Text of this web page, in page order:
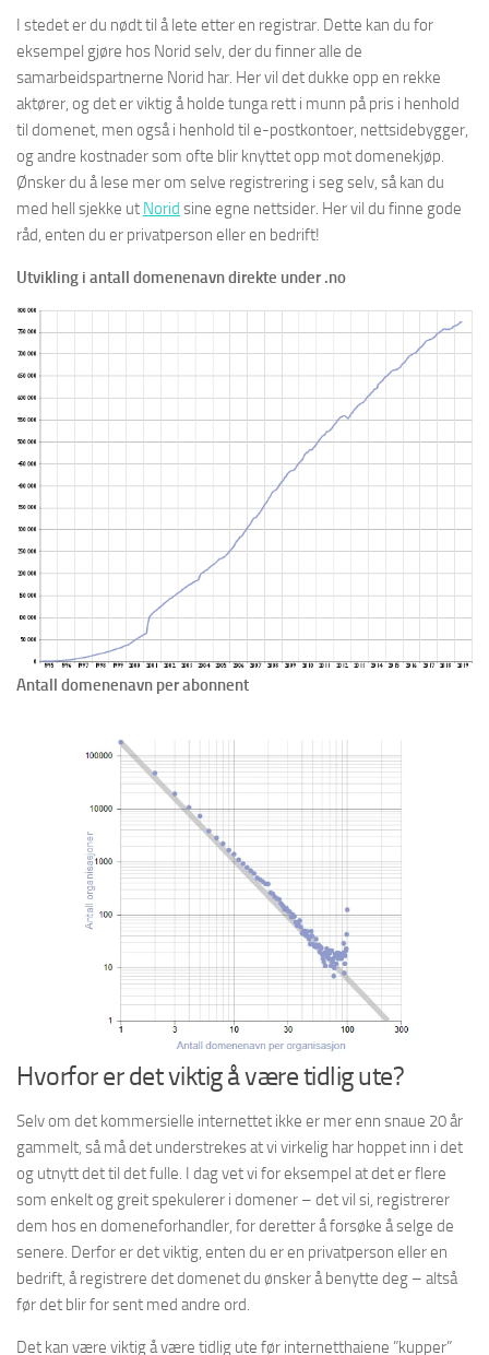
I stedet er du nødt til å lete etter en registrar. Dette kan du for
eksempel gjøre hos Norid selv, der du finner alle de
samarbeidspartnerne Norid har. Her vil det dukke opp en rekke
aktører, og det er viktig å holde tunga rett i munn på pris i henhold
til domenet, men også i henhold til e-postkontoer, nettsidebygger,
og andre kostnader som ofte blir knyttet opp mot domenekjøp.
Ønsker du å lese mer om selve registrering i seg selv, så kan du
med hell sjekke ut Norid sine egne nettsider. Her vil du finne gode
råd, enten du er privatperson eller en bedrift!
Utvikling i antall domenenavn direkte under .no
Antall domenenavn per abonnent
Hvorfor er det viktig å være tidlig ute?
Selv om det kommersielle internettet ikke er mer enn snaue 20 år
gammelt, så må det understrekes at vi virkelig har hoppet inn i det
og utnytt det til det fulle. I dag vet vi for eksempel at det er flere
som enkelt og greit spekulerer i domener – det vil si, registrerer
dem hos en domeneforhandler, for deretter å forsøke å selge de
senere. Derfor er det viktig, enten du er en privatperson eller en
bedrift, å registrere det domenet du ønsker å benytte deg – altså
før det blir for sent med andre ord.
Det kan være viktig å være tidlig ute før internetthaiene ”kupper”